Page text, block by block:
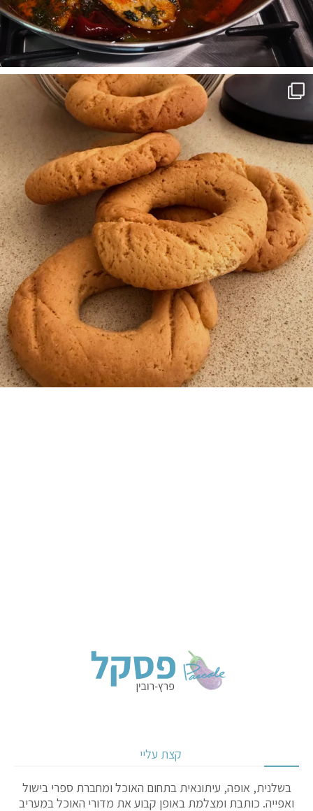
קצת עליי
בשלנית, אופה, עיתונאית בתחום האוכל ומחברת ספרי בישול
ואפייה. כותבת ומצלמת באופן קבוע את מדורי האוכל במעריב